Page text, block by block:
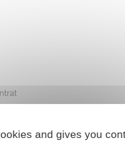
par lettre ou courrier
and gives you